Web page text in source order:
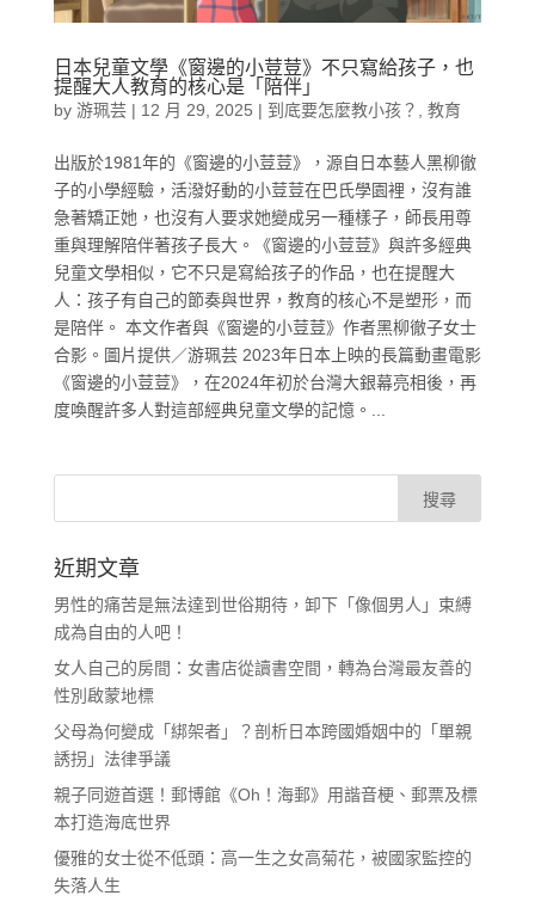
日本兒童文學《窗邊的小荳荳》不只寫給孩子，也
提醒大人教育的核心是「陪伴」
by 游珮芸| 12 月 29, 2025 | 到底要怎麼教小孩？ 教育
出版於1981年的《窗邊的小荳荳》，源自日本藝人黑柳徹
子的小學經驗，活潑好動的小荳荳在巴氏學園裡，沒有誰
急著矯正她，也沒有人要求她變成另一種樣子，師長用尊
重與理解陪伴著孩子長大。《窗邊的小荳荳》與許多經典
兒童文學相似，它不只是寫給孩子的作品，也在提醒大
人：孩子有自己的節奏與世界，教育的核心不是塑形，而
是陪伴。 本文作者與《窗邊的小荳荳》作者黑柳徹子女士
合影。圖片提供／游珮芸 2023年日本上映的長篇動畫電影
《窗邊的小荳荳》，在2024年初於台灣大銀幕亮相後，再
度喚醒許多人對這部經典兒童文學的記憶。...
近期文章
男性的痛苦是無法達到世俗期待，卸下「像個男人」束縛
成為自由的人吧！
女人自己的房間：女書店從讀書空間，轉為台灣最友善的
性別啟蒙地標
父母為何變成「綁架者」？剖析日本跨國婚姻中的「單親
誘拐」法律爭議
親子同遊首選！郵博館《Oh！海郵》用諧音梗、郵票及標
本打造海底世界
優雅的女士從不低頭：高一生之女高菊花，被國家監控的
失落人生